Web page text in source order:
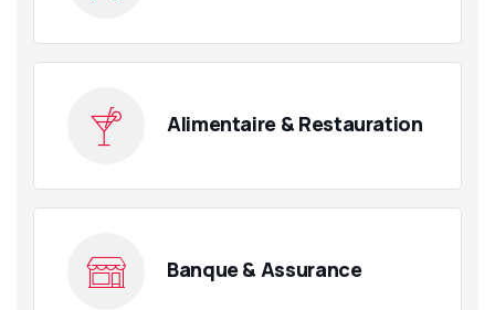
Alimentaire & Restauration
Banque & Assurance